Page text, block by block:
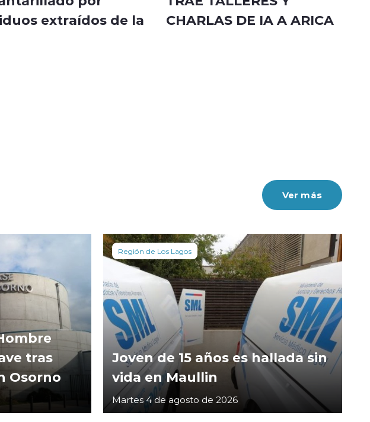
extraídos de la
CHARLAS DE IA A ARICA
Ver más
tras
Osorno
Región de Los Lagos
Joven de 15 años es hallada sin
vida en Maullin
Martes 4 de agosto de 2026